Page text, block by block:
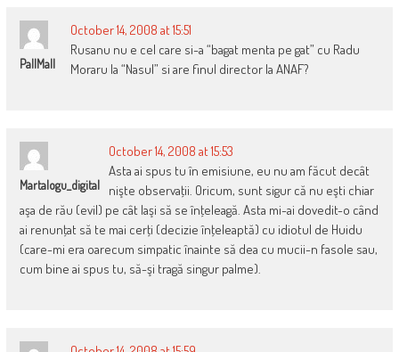
PallMall
October 14, 2008 at 15:51
Rusanu nu e cel care si-a “bagat menta pe gat” cu Radu
Moraru la “Nasul” si are finul director la ANAF?
Martalogu_digital
October 14, 2008 at 15:53
Asta ai spus tu în emisiune, eu nu am făcut decât
nişte observaţii. Oricum, sunt sigur că nu eşti chiar
aşa de rău (evil) pe cât laşi să se înţeleagă. Asta mi-ai dovedit-o când
ai renunţat să te mai cerţi (decizie înţeleaptă) cu idiotul de Huidu
(care-mi era oarecum simpatic înainte să dea cu mucii-n fasole sau,
cum bine ai spus tu, să-şi tragă singur palme).